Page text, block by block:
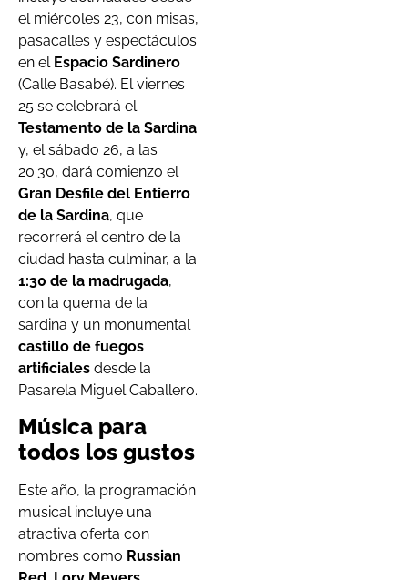
el miércoles 23, con misas,
pasacalles y espectáculos
en el Espacio Sardinero
(Calle Basabé). El viernes
25 se celebrará el
Testamento de la Sardina
y, el sábado 26, a las
20:30, dará comienzo el
Gran Desfile del Entierro
de la Sardina, que
recorrerá el centro de la
ciudad hasta culminar, a la
1:30 de la madrugada,
con la quema de la
sardina y un monumental
castillo de fuegos
artificiales desde la
Pasarela Miguel Caballero.
Música para
todos los gustos
Este año, la programación
musical incluye una
atractiva oferta con
nombres como Russian